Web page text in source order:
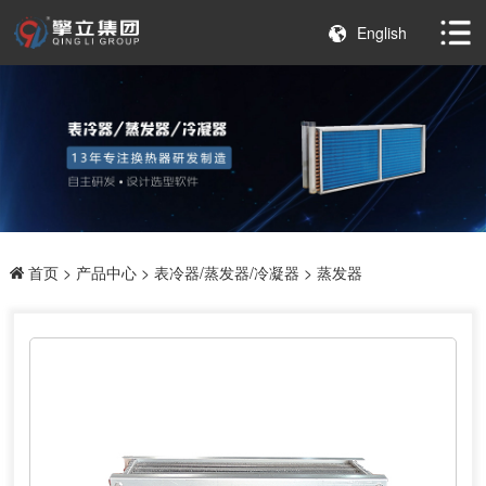
English
首页> 产品中心> 表冷器/蒸发器/冷凝器 > 蒸发器